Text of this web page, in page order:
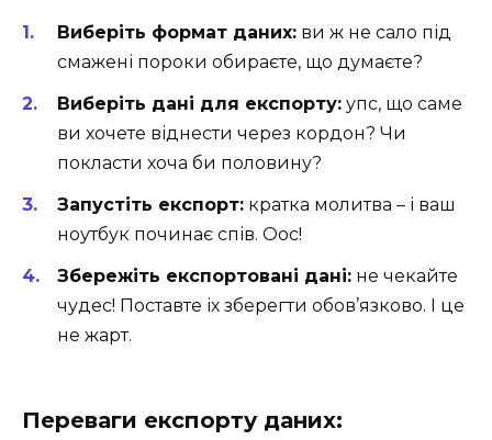
Виберіть формат даних: ви ж не сало під
смажені пороки обираєте, що думаєте?
Виберіть дані для експорту: упс, що саме
ви хочете віднести через кордон? Чи
покласти хоча би половину?
Запустіть експорт: кратка молитва – і ваш
ноутбук починає спів. Оос!
Збережіть експортовані дані: не чекайте
чудес! Поставте іх зберегти обов’язково. І це
не жарт.
Переваги експорту даних: